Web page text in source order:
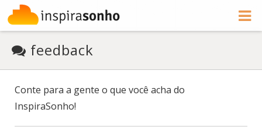
feedback
Conte para a gente o que você acha do
InspiraSonho!